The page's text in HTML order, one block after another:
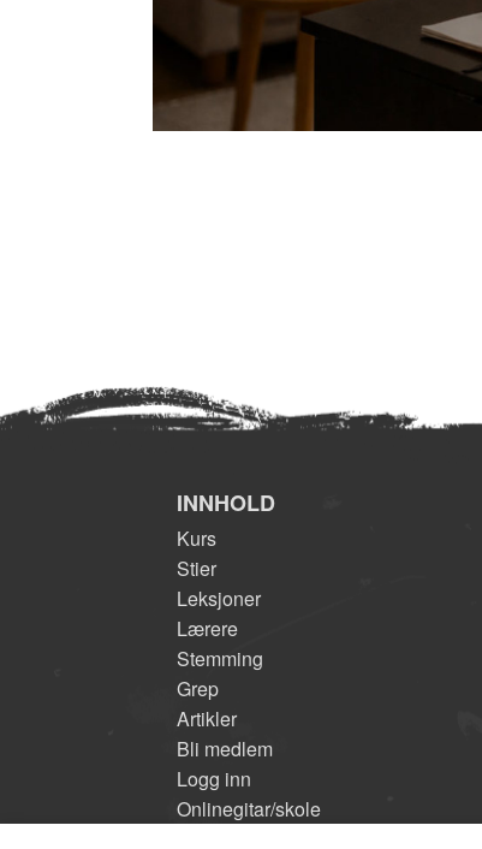
INNHOLD
Kurs
Stier
Leksjoner
Lærere
Stemming
Grep
Artikler
Bli medlem
Logg inn
Onlinegitar/skole